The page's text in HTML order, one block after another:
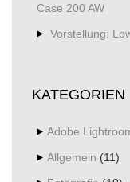
Case 200 AW
Vorstellung:
KATEGORIEN
Adobe
Allgemein (11)